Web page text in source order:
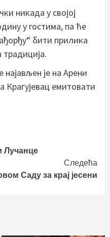
никада у својој
у гостима, па ће
бити прилика
традиција.
је на Арени
Крагујевац емитовати
Лучанце
Следећа
Саду за крај јесени